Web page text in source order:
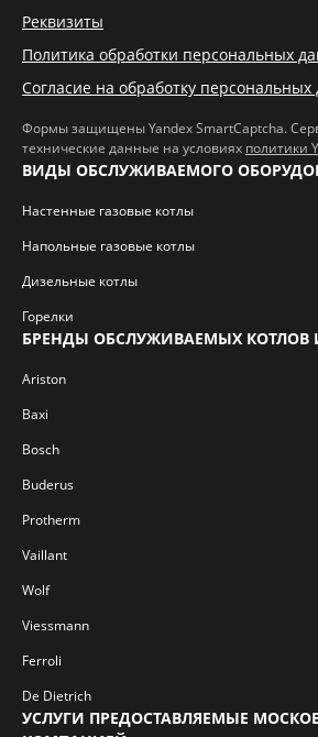
Реквизиты
Политика обработки персональных
Согласие на обработку
Формы защищены Yandex SmartCaptcha.
технические данные на условиях политики
ВИДЫ ОБСЛУЖИВАЕМОГО
Настенные газовые котлы
Напольные газовые котлы
Дизельные котлы
Горелки
БРЕНДЫ ОБСЛУЖИВАЕМЫХ КОТЛОВ
Ariston
Baxi
Bosch
Buderus
Protherm
Vaillant
Wolf
Viessmann
Ferroli
De Dietrich
УСЛУГИ ПРЕДОСТАВЛЯЕМЫЕ